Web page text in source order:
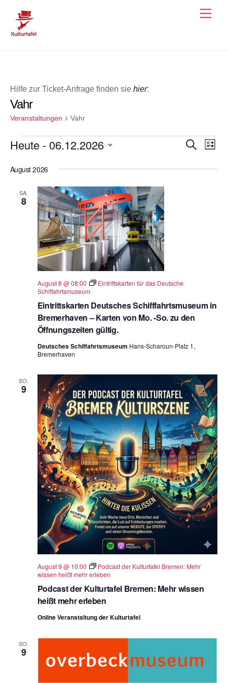
content
Hilfe zur Ticket-Anfrage finden sie hier:
Vahr
Veranstaltungen Vahr
Veranstaltungen
S
h
L
Heute - 06.12.2026
a
August 2026
SA.
8
Eintrittskarten Deutsches Schifffahrtsmuseum in
Bremerhaven – Karten von Mo. -So. zu den
Öffnungszeiten gültig.
August 8 @ 08:00
Eintrittskarten für das Deutsche
Schiffahrtsmuseum
Deutsches Schiffahrtsmuseum Hans-Scharoun-Platz 1,
Bremerhaven
SO.
9
Podcast der Kulturtafel Bremen: Mehr wissen
heißt mehr erleben
August 9 @ 10:00
Podcast der Kulturtafel Bremen: Mehr
wissen heißt mehr erleben
Online Veranstaltung der Kulturtafel
SO.
9